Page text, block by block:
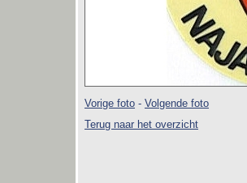
Vorige foto - Volgende foto
Terug naar het overzicht